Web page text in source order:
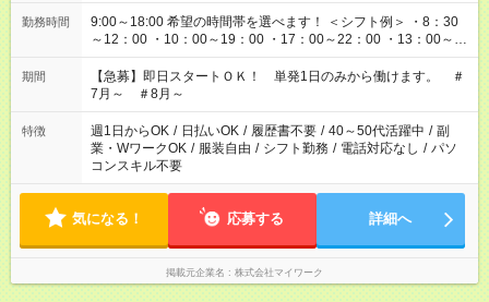
勤務時間
9:00～18:00 希望の時間帯を選べます！ ＜シフト例＞ ・8：30
～12：00 ・10：00～19：00 ・17：00～22：00 ・13：00～
22：00 ・22：00～翌6：00 など
期間
【急募】即日スタートＯＫ！ 単発1日のみから働けます。 ＃
7月～ ＃8月～
特徴 週1日からOK / 日払いOK / 履歴書不要 / 40～50代活躍中 / 副
業・WワークOK / 服装自由 / シフト勤務 / 電話対応なし / パソ
コンスキル不要
気になる！ 応募する 詳細へ
掲載元企業名 株式会社マイワーク